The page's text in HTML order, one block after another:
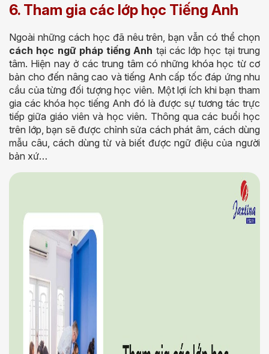
6. Tham gia các lớp học Tiếng Anh
Ngoài những cách học đã nêu trên, bạn vẫn có thể chọn
cách học ngữ pháp tiếng Anh tại các lớp học tại trung
tâm. Hiện nay ở các trung tâm có những khóa học từ cơ
bản cho đến nâng cao và tiếng Anh cấp tốc đáp ứng nhu
cầu của từng đối tượng học viên. Một lợi ích khi bạn tham
gia các khóa học tiếng Anh đó là được sự tương tác trực
tiếp giữa giáo viên và học viên. Thông qua các buổi học
trên lớp, bạn sẽ được chỉnh sửa cách phát âm, cách dùng
mẫu câu, cách dùng từ và biết được ngữ điệu của người
bản xứ…